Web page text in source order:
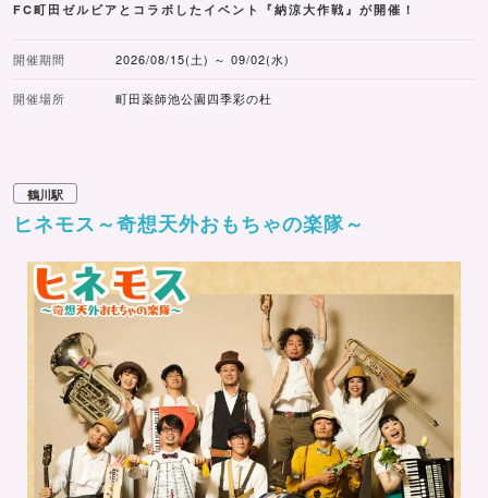
FC町田ゼルビアとコラボしたイベント『納涼大作戦』が開催！
開催期間 2026/08/15(土) ～ 09/02(水)
開催場所 町田薬師池公園四季彩の杜
鶴川駅
ヒネモス～奇想天外おもちゃの楽隊～